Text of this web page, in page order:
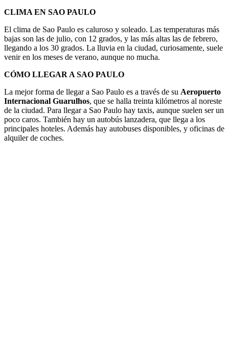
CLIMA EN SAO PAULO
El clima de Sao Paulo es caluroso y soleado. Las temperaturas más
bajas son las de julio, con 12 grados, y las más altas las de febrero,
llegando a los 30 grados. La lluvia en la ciudad, curiosamente, suele
venir en los meses de verano, aunque no mucha.
CÓMO LLEGAR A SAO PAULO
La mejor forma de llegar a Sao Paulo es a través de su Aeropuerto
Internacional Guarulhos, que se halla treinta kilómetros al noreste
de la ciudad. Para llegar a Sao Paulo hay taxis, aunque suelen ser un
poco caros. También hay un autobús lanzadera, que llega a los
principales hoteles. Además hay autobuses disponibles, y oficinas de
alquiler de coches.